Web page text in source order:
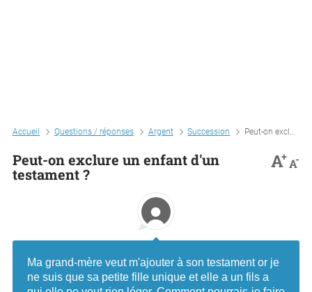
Accueil Questions / réponses Argent Succession Peut-on exclure un enfant d'un testament ?
Peut-on exclure un enfant d'un
testament ?
A+A-
Ma grand-mère veut m'ajouter à son testament or je
ne suis que sa petite fille unique et elle a un fils a